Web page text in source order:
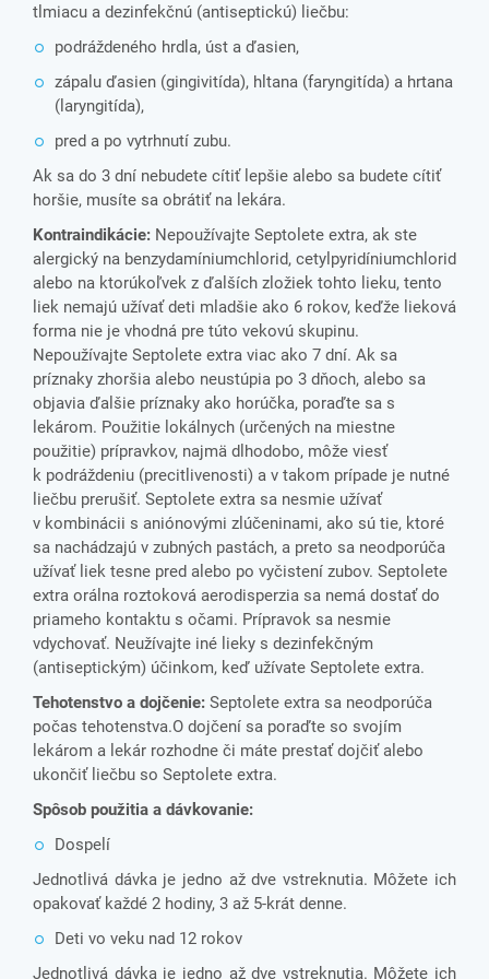
tlmiacu a dezinfekčnú (antiseptickú) liečbu:
podráždeného hrdla, úst a ďasien,
zápalu ďasien (gingivitída), hltana (faryngitída) a hrtana
(laryngitída),
pred a po vytrhnutí zubu.
Ak sa do 3 dní nebudete cítiť lepšie alebo sa budete cítiť
horšie, musíte sa obrátiť na lekára.
Kontraindikácie: Nepoužívajte Septolete extra, ak ste
alergický na benzydamíniumchlorid, cetylpyridíniumchlorid
alebo na ktorúkoľvek z ďalších zložiek tohto lieku, tento
liek nemajú užívať deti mladšie ako 6 rokov, keďže lieková
forma nie je vhodná pre túto vekovú skupinu.
Nepoužívajte Septolete extra viac ako 7 dní. Ak sa
príznaky zhoršia alebo neustúpia po 3 dňoch, alebo sa
objavia ďalšie príznaky ako horúčka, poraďte sa s
lekárom. Použitie lokálnych (určených na miestne
použitie) prípravkov, najmä dlhodobo, môže viesť
k podráždeniu (precitlivenosti) a v takom prípade je nutné
liečbu prerušiť. Septolete extra sa nesmie užívať
v kombinácii s aniónovými zlúčeninami, ako sú tie, ktoré
sa nachádzajú v zubných pastách, a preto sa neodporúča
užívať liek tesne pred alebo po vyčistení zubov. Septolete
extra orálna roztoková aerodisperzia sa nemá dostať do
priameho kontaktu s očami. Prípravok sa nesmie
vdychovať. Neužívajte iné lieky s dezinfekčným
(antiseptickým) účinkom, keď užívate Septolete extra.
Tehotenstvo a dojčenie: Septolete extra sa neodporúča
počas tehotenstva.O dojčení sa poraďte so svojím
lekárom a lekár rozhodne či máte prestať dojčiť alebo
ukončiť liečbu so Septolete extra.
Spôsob použitia a dávkovanie:
Dospelí
Jednotlivá dávka je jedno až dve vstreknutia. Môžete ich
opakovať každé 2 hodiny, 3 až 5-krát denne.
Deti vo veku nad 12 rokov
Jednotlivá dávka je jedno až dve vstreknutia. Môžete ich